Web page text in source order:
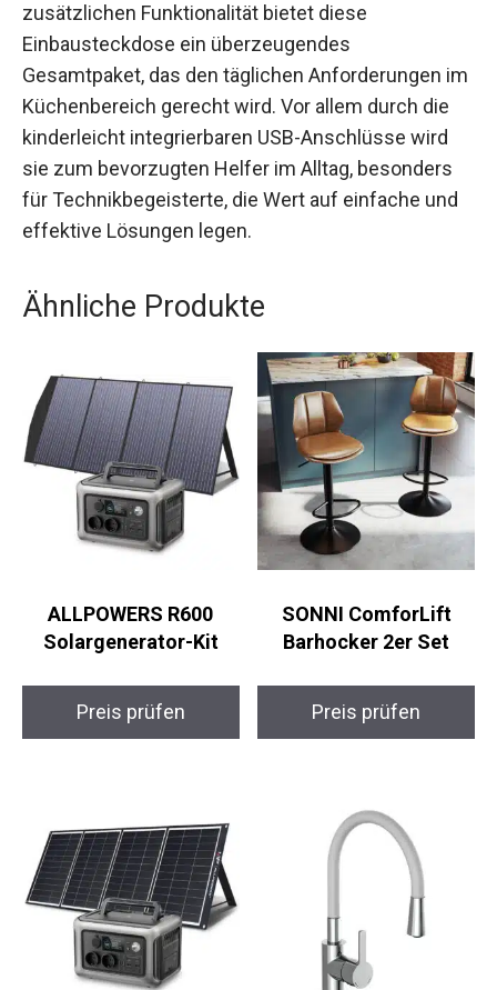
zusätzlichen Funktionalität bietet diese
Einbausteckdose ein überzeugendes
Gesamtpaket, das den täglichen Anforderungen im
Küchenbereich gerecht wird. Vor allem durch die
kinderleicht integrierbaren USB-Anschlüsse wird
sie zum bevorzugten Helfer im Alltag, besonders
für Technikbegeisterte, die Wert auf einfache und
effektive Lösungen legen.
Ähnliche Produkte
ALLPOWERS R600
Solargenerator-Kit
Preis prüfen
SONNI ComforLift
Barhocker 2er Set
Preis prüfen